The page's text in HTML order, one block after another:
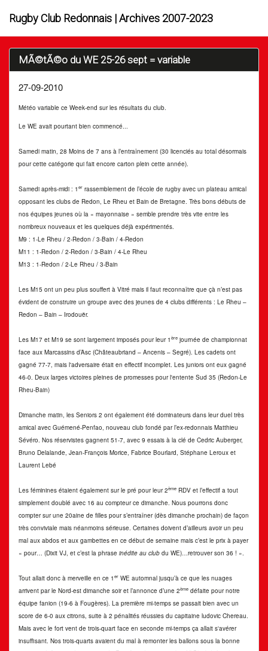
Rugby Club Redonnais | Archives 2007-2023
MÃ©tÃ©o du WE 25-26 sept = variable
27-09-2010
Météo variable ce Week-end sur les résultats du club.
Le WE avait pourtant bien commencé...
Samedi matin, 28 Moins de 7 ans à l’entraînement (30 licenciés au total désormais
pour cette catégorie qui fait encore carton plein cette année).
Samedi après-midi : 1er rassemblement de l’école de rugby avec un plateau amical
opposant les clubs de Redon, Le Rheu et Bain de Bretagne. Très bons débuts de
nos équipes jeunes où la « mayonnaise » semble prendre très vite entre les
nombreux nouveaux et les quelques déjà expérimentés.
M9 : 1-Le Rheu / 2-Redon / 3-Bain / 4-Redon
M11 : 1-Redon / 2-Redon / 3-Bain / 4-Le Rheu
M13 : 1-Redon / 2-Le Rheu / 3-Bain
Les M15 ont un peu plus souffert à Vitré mais il faut reconnaître que çà n’est pas
évident de construire un groupe avec des jeunes de 4 clubs différents : Le Rheu –
Redon – Bain – Irodouër.
Les M17 et M19 se sont largement imposés pour leur 1ère journée de championnat
face aux Marcassins d’Asc (Châteaubriand – Ancenis – Segré). Les cadets ont
gagné 77-7, mais l'adversaire était en effectif incomplet. Les juniors ont eux gagné
46-0. Deux larges victoires pleines de promesses pour l'entente Sud 35 (Redon-Le
Rheu-Bain)
Dimanche matin, les Seniors 2 ont également été dominateurs dans leur duel très
amical avec Guémené-Penfao, nouveau club fondé par l’ex-redonnais Matthieu
Sévéro. Nos réservistes gagnent 51-7, avec 9 essais à la clé de Cedric Auberger,
Bruno Delalande, Jean-François Morice, Fabrice Bourlard, Stéphane Leroux et
Laurent Lebé
Les féminines étaient également sur le pré pour leur 2ème RDV et l’effectif a tout
simplement doublé avec 16 au compteur ce dimanche. Nous pourrons donc
compter sur une 20aine de filles pour s’entraîner (dès dimanche prochain) de façon
très conviviale mais néanmoins sérieuse. Certaines doivent d’ailleurs avoir un peu
mal aux abdos et aux gambettes en ce début de semaine mais c’est le prix à payer
« pour… (Dixit VJ, et c’est la phrase inédite au club du WE)…retrouver son 36 ! ».
Tout allait donc à merveille en ce 1er WE automnal jusqu’à ce que les nuages
arrivent par le Nord-est dimanche soir et l’annonce d’une 2ème défaite pour notre
équipe fanion (19-6 à Fougères). La première mi-temps se passait bien avec un
score de 6-0 aux citrons, suite à 2 pénalités réussies du capitaine ludovic Chereau.
Mais avec le fort vent de trois-quart face en seconde mi-temps ça allait s'avérer
insuffisant. Nos trois-quarts avaient du mal à remonter les ballons sous la bonne